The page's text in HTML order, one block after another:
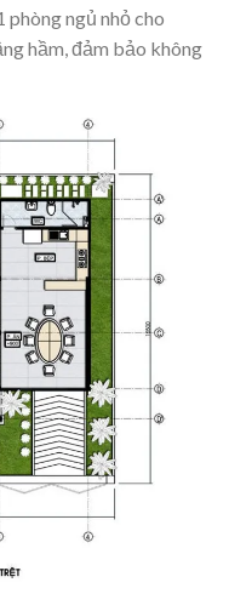
phòng ngủ nhỏ cho
hầm, đảm bảo không